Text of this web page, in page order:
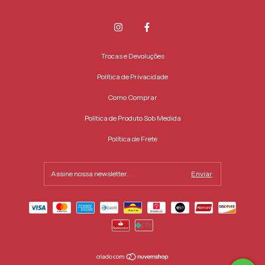
Trocas e Devoluções
Política de Privacidade
Como Comprar
Política de Produto Sob Medida
Política de Frete